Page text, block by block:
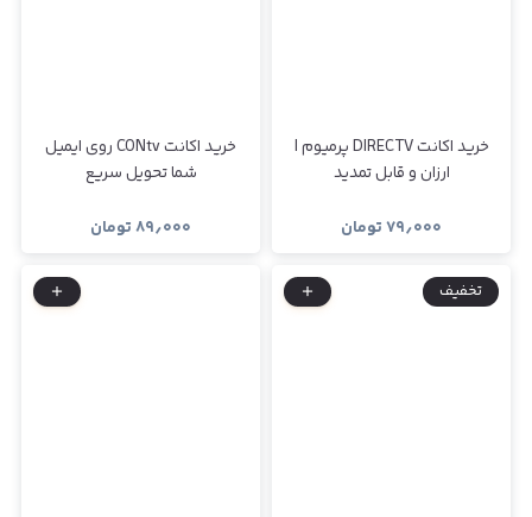
خرید اکانت DIRECTV پرمیوم |
ارزان و قابل تمدید
۷۹٫۰۰۰تومان
خرید اکانت CONtv روی ایمیل
شما تحویل سریع
۸۹٫۰۰۰تومان
تخفیف